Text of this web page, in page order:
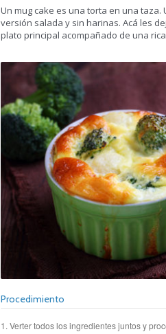
Un mug cake es una torta en una
versión salada y sin harinas. Acá les
plato principal acompañado de una
Procedimiento
1. Verter todos los ingredientes juntos y